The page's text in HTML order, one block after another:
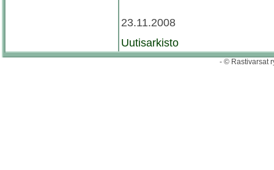
23.11.2008
Uutisarkisto
- © Rastivarsat